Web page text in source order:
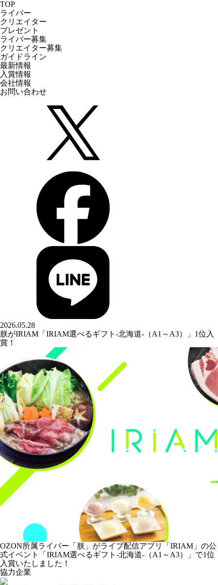
TOP
ライバー
クリエイター
プレゼント
ライバー募集
クリエイター募集
ガイドライン
最新情報
入賞情報
会社情報
お問い合わせ
2026.05.28
朕がIRIAM「IRIAM選べるギフト-北海道-（A1～A3）」1位入
賞！
OZON所属ライバー「 朕 」がライブ配信アプリ「IRIAM」の公
式イベント「IRIAM選べるギフト-北海道-（A1～A3）」で1位
入賞いたしました！
協力企業